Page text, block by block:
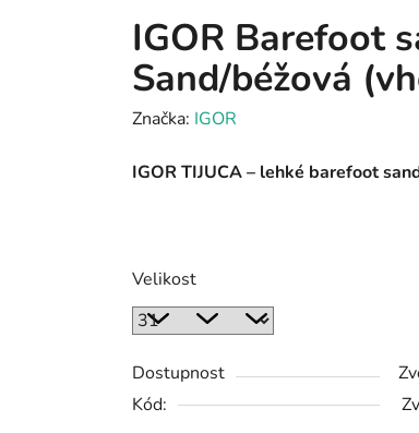
IGOR Barefoot
Sand/béžová
Značka: IGOR
IGOR TIJUCA – lehké barefoot
Velikost
Dostupnost
Kód: